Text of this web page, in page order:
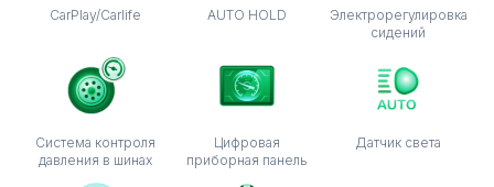
CarPlay/Carlife AUTO HOLD
Электрорегулировка
сидений
Система контроля
давления в шинах
Цифровая
приборная панель
Датчик света